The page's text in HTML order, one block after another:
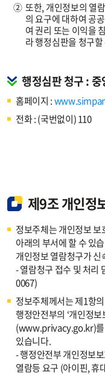
② 또한, 개인정보의 열
의 요구에 대하여 공
여 권리 또는 이익을
라 행정심판을 청구
행정심판 청구 :
홈페이지 :
전화 : (국번없이) 110
제9조 개인정
정보주체는 개인정보
아래의 부서에 할 수 있
개인정보 열람청구가
- 열람청구 접수 및 처리
0067)
정보주체께서는 제1항
행정안전부의 ‘개인정
(www.privacy.go.kr)를
있습니다.
- 행정안전부 개인정보
열람등 요구 (아이핀, 휴